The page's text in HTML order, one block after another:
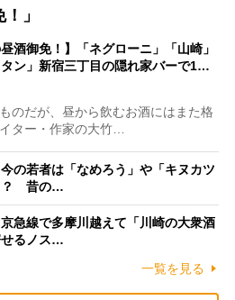
」
昼酒御免！】「ネグローニ」「山崎」
タン」新宿三丁目の隠れ家バーで1…
のだが、昼から飲むお酒にはまた格
ター・作家の大竹…
の若者は「なめろう」や「キヌカツ
？ 昔の…
急線で多摩川越えて「川崎の大衆酒
るノス…
一覧を見る